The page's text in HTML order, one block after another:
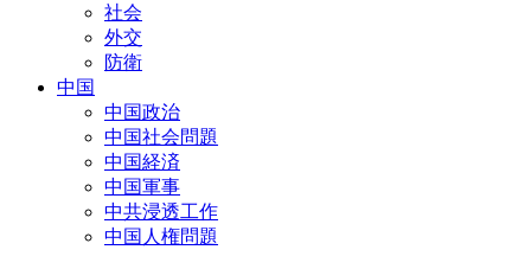
社会
外交
防衛
中国
中国政治
中国社会問題
中国経済
中国軍事
中共浸透工作
中国人権問題